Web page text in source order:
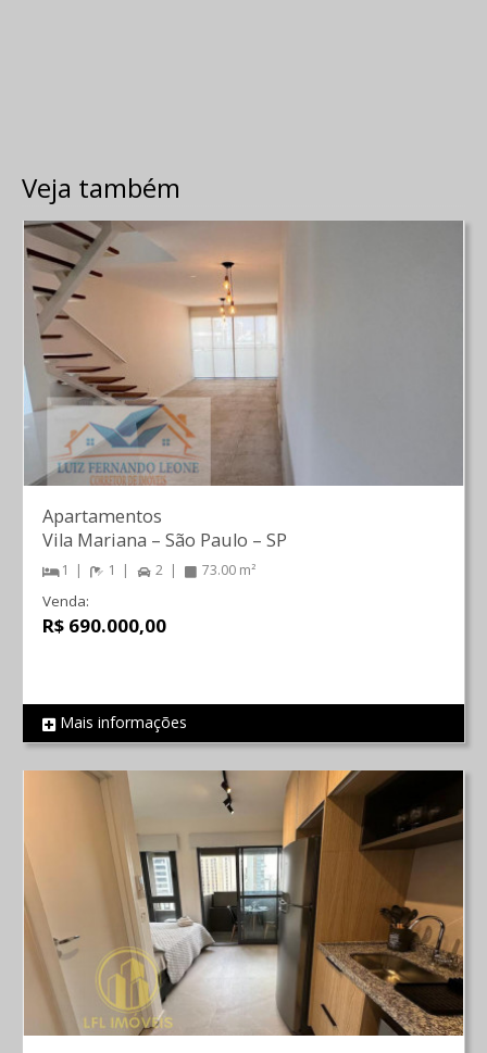
Veja também
REF 587
Apartamentos
Vila Mariana – São Paulo – SP
1 1 2 73.00 m²
Venda:
R$ 690.000,00
Mais informações